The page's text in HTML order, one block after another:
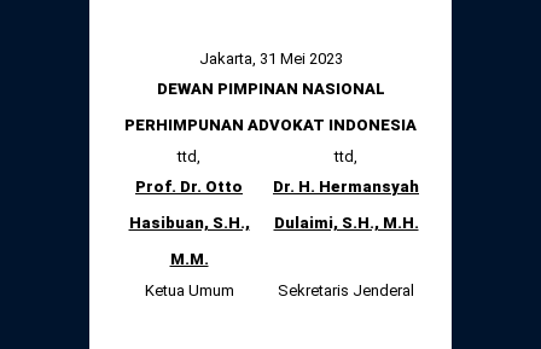
Jakarta, 31 Mei 2023
DEWAN PIMPINAN NASIONAL
PERHIMPUNAN ADVOKAT INDONESIA
ttd,
ttd,
Prof. Dr. Otto
Hasibuan, S.H.,
M.M.
Dr. H. Hermansyah
Dulaimi, S.H., M.H.
Ketua Umum Sekretaris Jenderal